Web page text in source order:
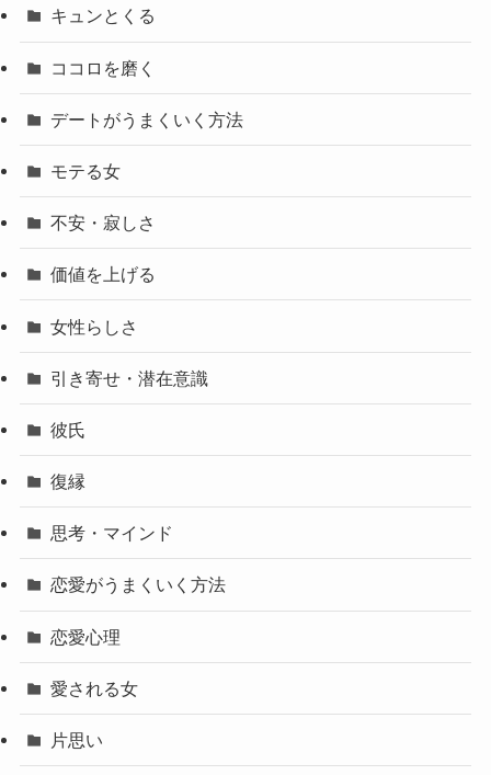
キュンとくる
ココロを磨く
デートがうまくいく方法
モテる女
不安・寂しさ
価値を上げる
女性らしさ
引き寄せ・潜在意識
彼氏
復縁
思考・マインド
恋愛がうまくいく方法
恋愛心理
愛される女
片思い